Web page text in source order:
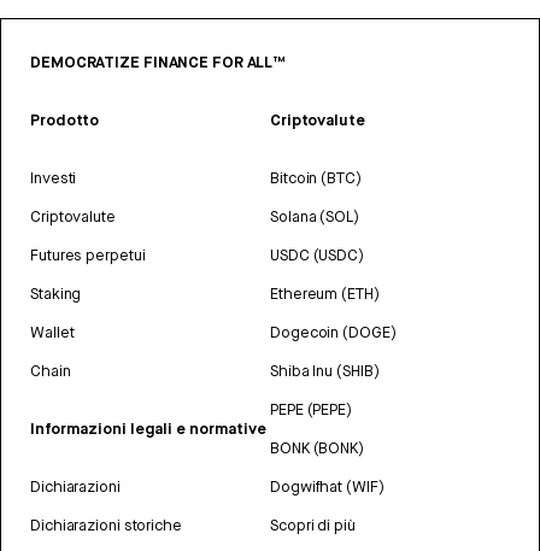
DEMOCRATIZE FINANCE FOR ALL™
Prodotto
Investi
Criptovalute
Futures perpetui
Staking
Wallet
Chain
Informazioni legali e normative
Dichiarazioni
Dichiarazioni storiche
Criptovalute
Bitcoin (BTC)
Solana (SOL)
USDC (USDC)
Ethereum (ETH)
Dogecoin (DOGE)
Shiba Inu (SHIB)
PEPE (PEPE)
BONK (BONK)
Dogwifhat (WIF)
Scopri di più